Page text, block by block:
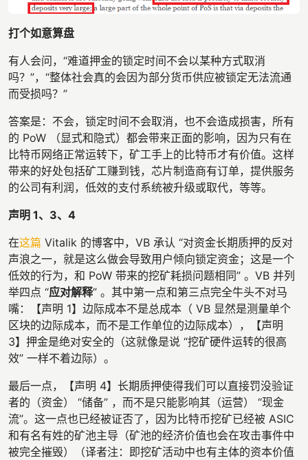
打个如意算盘
有人会问，“难道押金的锁定时间不会以某种方式取消
吗？”，“整体社会真的会因为部分货币供应被锁定无法流通
而受损吗？”
答案是：不会，锁定时间不会取消，也不会造成损害，所有
的 PoW （显式和隐式）都会带来正面的影响，因为只有在
比特币网络正常运转下，矿工手上的比特币才有价值。这样
带来的好处包括矿工赚到钱，芯片制造商有订单，提供服务
的公司有利润，低效的支付系统被升级或取代，等等。
声明 1、3、4
在这篇 Vitalik 的博客中，VB 承认 “对资金长期质押的反对
声浪之一，就是这么做会导致用户倾向锁定资金；这是一个
低效的行为，和 PoW 带来的挖矿耗损问题相同” 。VB 并列
举四点 “应对解释” 。其中第一点和第三点完全牛头不对马
嘴：【声明 1】边际成本不是总成本（ VB 显然是测量单个
区块的边际成本，而不是工作单位的边际成本），【声明
3】押金是绝对安全的（这就像是说 “挖矿硬件运转的很高
效” 一样不着边际）。
最后一点，【声明 4】长期质押使得我们可以直接罚没验证
者的（资金） “储备” ，而不是只能影响其（运营） “现金
流”。这一点也已经被证否了，因为比特币挖矿已经被 ASIC
和有名有姓的矿池主导（矿池的经济价值也会在攻击事件中
被完全摧毁）（译者注：即挖矿活动中也有主体的资本价值